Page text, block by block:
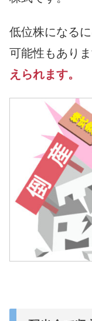
低位株になる
可能性もありま
えられます。